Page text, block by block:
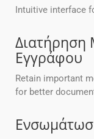
Intuitive interface
Διατήρηση
Εγγράφου
Retain important
for better